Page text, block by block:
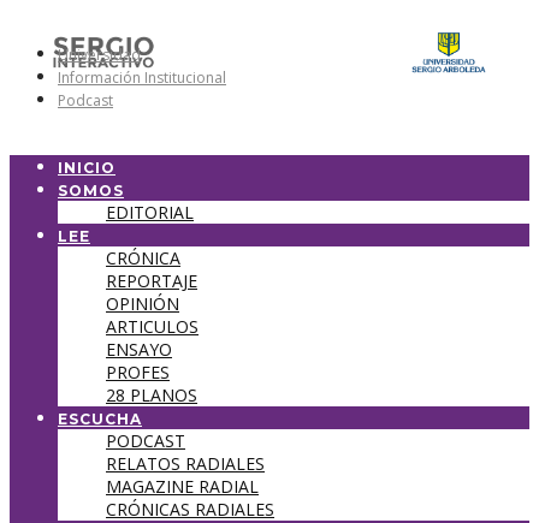
Universidad
Información Institucional
Podcast
INICIO
SOMOS
EDITORIAL
LEE
CRÓNICA
REPORTAJE
OPINIÓN
ARTICULOS
ENSAYO
PROFES
28 PLANOS
ESCUCHA
PODCAST
RELATOS RADIALES
MAGAZINE RADIAL
CRÓNICAS RADIALES